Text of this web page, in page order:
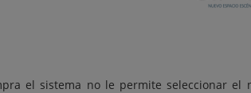
el sistema no le permite seleccionar